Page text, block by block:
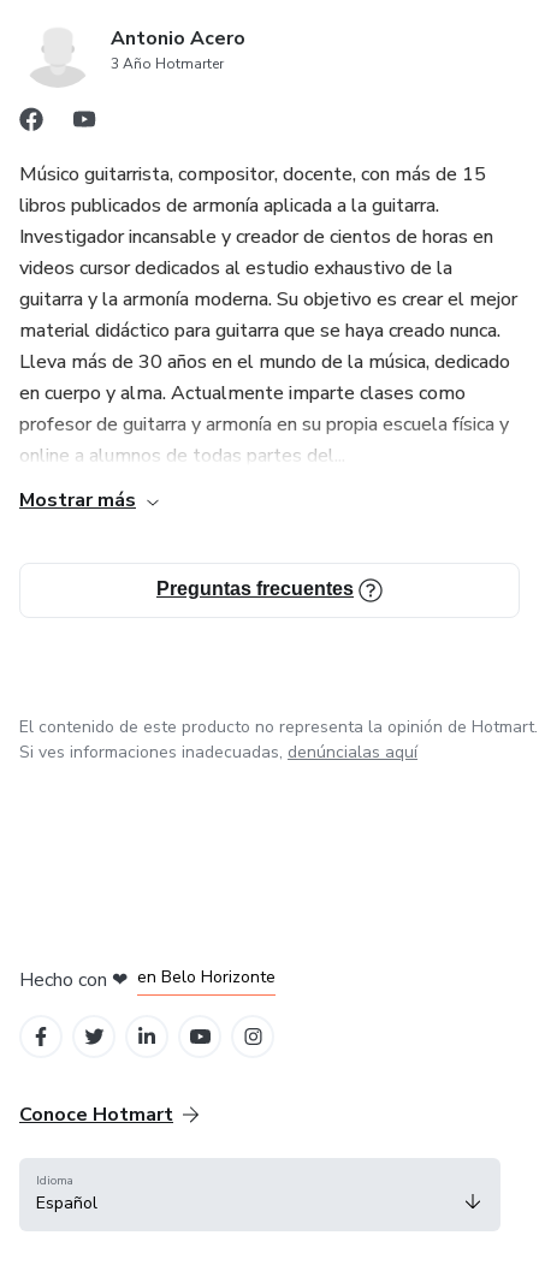
Antonio Acero
3 Año Hotmarter
Músico guitarrista, compositor, docente, con más de 15
libros publicados de armonía aplicada a la guitarra.
Investigador incansable y creador de cientos de horas en
videos cursor dedicados al estudio exhaustivo de la
guitarra y la armonía moderna. Su objetivo es crear el mejor
material didáctico para guitarra que se haya creado nunca.
Lleva más de 30 años en el mundo de la música, dedicado
en cuerpo y alma. Actualmente imparte clases como
profesor de guitarra y armonía en su propia escuela física y
online a alumnos de todas partes del...
Mostrar más
Preguntas frecuentes
El contenido de este producto no representa la opinión de Hotmart.
Si ves informaciones inadecuadas, denúncialas aquí
Hecho con ❤ en Belo Horizonte
Conoce Hotmart
Idioma
Español